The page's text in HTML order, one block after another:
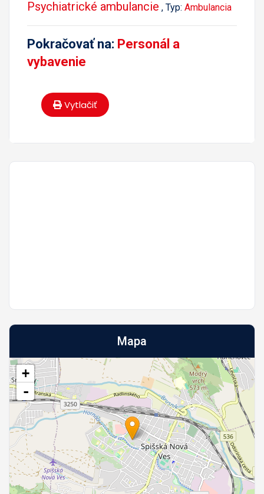
Psychiatrické ambulancie , Typ: Ambulancia
Pokračovať na: Personál a
vybavenie
Vytlačiť
Mapa
+
-